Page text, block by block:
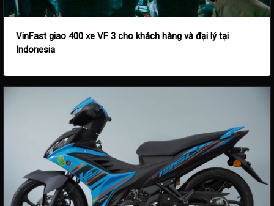
VinFast giao 400 xe VF 3 cho khách hàng và đại lý tại
Indonesia